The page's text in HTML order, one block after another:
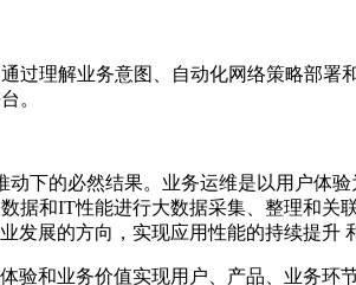
理解业务意图、自动化网络策略部署
。
下的必然结果。业务运维是以用户体
和IT性能进行大数据采集、整理和关
展的方向，实现应用性能的持续提升
和业务价值实现用户、产品、业务环